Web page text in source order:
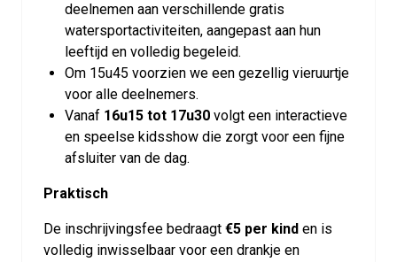
deelnemen aan verschillende gratis
watersportactiviteiten, aangepast aan hun
leeftijd en volledig begeleid.
Om 15u45 voorzien we een gezellig vieruurtje
voor alle deelnemers.
Vanaf 16u15 tot 17u30 volgt een interactieve
en speelse kidsshow die zorgt voor een fijne
afsluiter van de dag.
Praktisch
De inschrijvingsfee bedraagt €5 per kind en is
volledig inwisselbaar voor een drankje en